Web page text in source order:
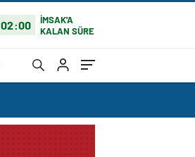
02:00
İMSAK'A
KALAN SÜRE